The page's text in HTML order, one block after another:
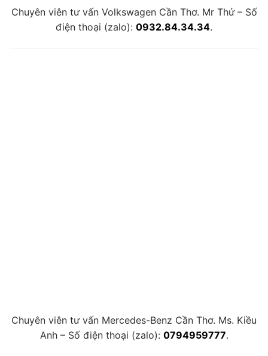
Chuyên viên tư vấn Volkswagen Cần Thơ. Mr Thử – Số
điện thoại (zalo): 0932.84.34.34.
Chuyên viên tư vấn Mercedes-Benz Cần Thơ. Ms. Kiều
Anh – Số điện thoại (zalo): 0794959777.